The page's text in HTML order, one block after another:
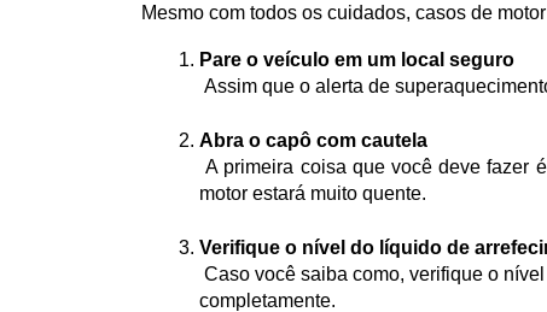
Mesmo com todos os cuidados, casos de
Pare o veículo em um local seguro
Assim que o alerta de
Abra o capô com cautela
A primeira coisa que você deve fazer é abrir o capô para permitir que o motor esfrie. Tenha cuidado para não se queimar ao abrir a tampa, pois o
motor estará muito quente.
Verifique o nível do líquido de
completamente.